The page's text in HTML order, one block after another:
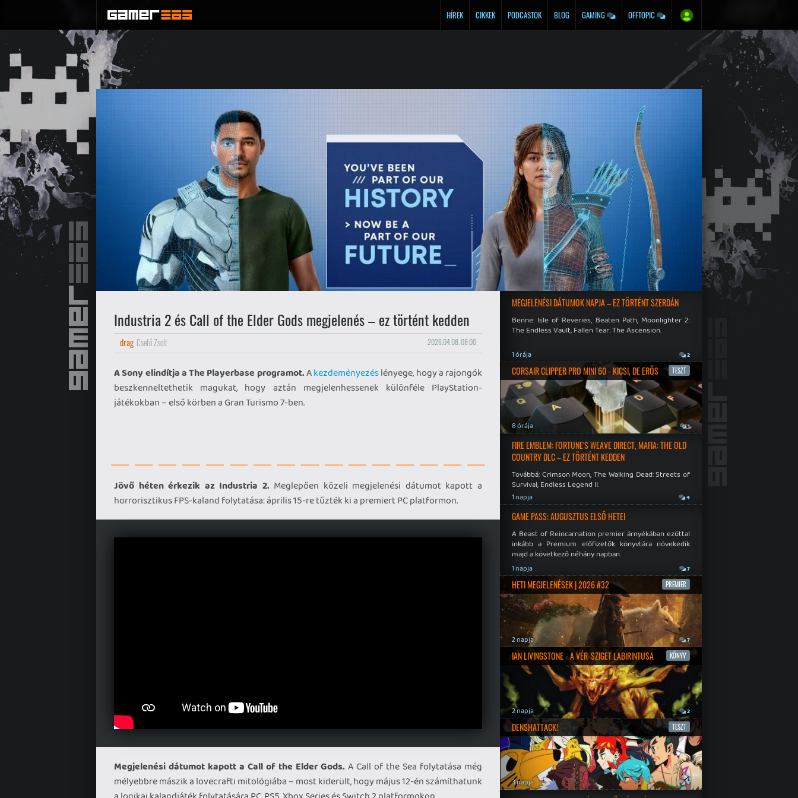
HÍREK CIKKEK PODCASTOK BLOG GAMING OFFTOPIC
Industria 2 és Call of the Elder Gods megjelenés – ez történt kedden
drag Csető Zsolt 2026.04.08. 08:00
A Sony elindítja a The Playerbase programot.Akezdeményezéslényege, hogy a rajongók
beszkenneltethetik magukat, hogy aztán megjelenhessenek különféle PlayStation-
játékokban – első körben a Gran Turismo 7-ben.
Jövő héten érkezik az Industria 2.Meglepően közeli megjelenési dátumot kapott a
horrorisztikus FPS-kaland folytatása: április 15-re tűzték ki a premiert PC platformon.
Megjelenési dátumot kapott a Call of the Elder Gods. A Call of the Sea folytatása még
mélyebbre mászik a lovecrafti mitológiába – most kiderült, hogy május 12-én számíthatunk
MEGJELENÉSI DÁTUMOK NAPJA – EZ TÖRTÉNT SZERDÁN
Benne: Isle of Reveries, Beaten Path, Moonlighter 2:
The Endless Vault, Fallen Tear: The Ascension.
1 órája 2
CORSAIR CLIPPER PRO MINI 60 - KICSI, DE ERŐS TESZT
8 órája 1
FIRE EMBLEM: FORTUNE'S WEAVE DIRECT, MAFIA: THE OLD
COUNTRY DLC – EZ TÖRTÉNT KEDDEN
Továbbá: Crimson Moon, The Walking Dead: Streets of
Survival, Endless Legend II.
1 napja 4
GAME PASS: AUGUSZTUS ELSŐ HETEI
A Beast of Reincarnation premier árnyékában ezúttal
inkább a Premium előfizetők könyvtára növekedik
majd a következő néhány napban.
1 napja 7
HETI MEGJELENÉSEK | 2026 #32 PREMIER
2 napja 7
IAN LIVINGSTONE - A VÉR-SZIGET LABIRINTUSA KÖNYV
2 napja 2
DENSHATTACK! TESZT
3 napja 9